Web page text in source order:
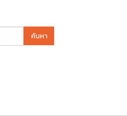
ค้นหา